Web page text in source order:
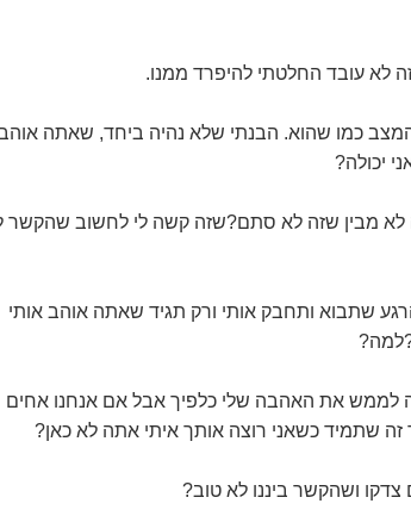
לא עובד החלטתי להיפרד ממנו.
כמו שהוא. הבנתי שלא נהיה ביחד, שאתה
יכולה?
שתבוא ותחבק אותי ורק תגיד שאתה אוהב אותי
לממש את האהבה שלי כלפיך אבל אם אנחנו אחים
זה שתמיד כשאני רוצה אותך איתי אתה לא כאן?
ושהקשר ביננו לא טוב?